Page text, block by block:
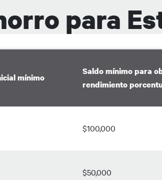
para
mínimo
Saldo mínimo para
rendimiento
$100,000
$50,000